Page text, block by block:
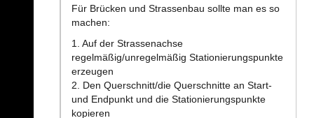
Für Brücken und Strassenbau sollte man es so
machen:
1. Auf der Strassenachse
regelmäßig/unregelmäßig Stationierungspunkte
erzeugen
2. Den Querschnitt/die Querschnitte an Start-
und Endpunkt und die Stationierungspunkte
kopieren